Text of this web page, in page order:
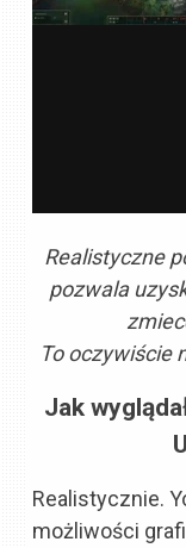
Realistyczne
pozwala
To oczywiście
Jak
Realistycznie.
możliwości